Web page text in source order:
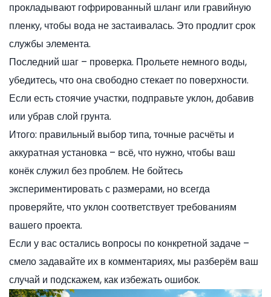
прокладывают гофрированный шланг или гравийную
пленку, чтобы вода не застаивалась. Это продлит срок
службы элемента.
Последний шаг – проверка. Прольете немного воды,
убедитесь, что она свободно стекает по поверхности.
Если есть стоячие участки, подправьте уклон, добавив
или убрав слой грунта.
Итого: правильный выбор типа, точные расчёты и
аккуратная установка – всё, что нужно, чтобы ваш
конёк служил без проблем. Не бойтесь
экспериментировать с размерами, но всегда
проверяйте, что уклон соответствует требованиям
вашего проекта.
Если у вас остались вопросы по конкретной задаче –
смело задавайте их в комментариях, мы разберём ваш
случай и подскажем, как избежать ошибок.